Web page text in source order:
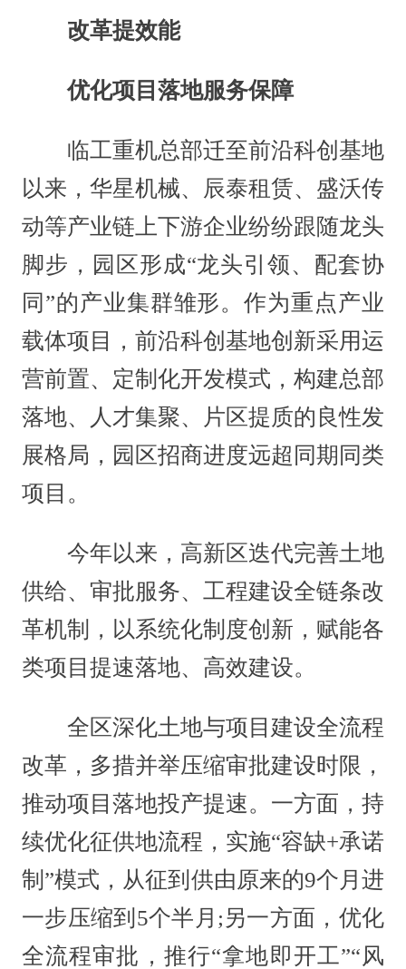
改革提效能
优化项目落地服务保障
临工重机总部迁至前沿科创基地
以来，华星机械、辰泰租赁、盛沃传
动等产业链上下游企业纷纷跟随龙头
脚步，园区形成“龙头引领、配套协
同”的产业集群雏形。作为重点产业
载体项目，前沿科创基地创新采用运
营前置、定制化开发模式，构建总部
落地、人才集聚、片区提质的良性发
展格局，园区招商进度远超同期同类
项目。
今年以来，高新区迭代完善土地
供给、审批服务、工程建设全链条改
革机制，以系统化制度创新，赋能各
类项目提速落地、高效建设。
全区深化土地与项目建设全流程
改革，多措并举压缩审批建设时限，
推动项目落地投产提速。一方面，持
续优化征供地流程，实施“容缺+承诺
制”模式，从征到供由原来的9个月进
一步压缩到5个半月;另一方面，优化
全流程审批，推行“拿地即开工”“风